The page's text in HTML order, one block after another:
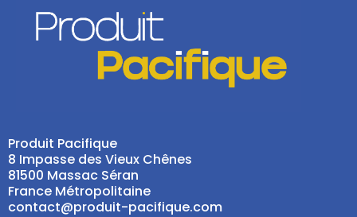
Produit Pacifique
8 Impasse des Vieux Chênes
81500 Massac Séran
France Métropolitaine
contact@produit-pacifique.com